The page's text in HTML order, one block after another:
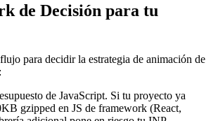
de Decisión para tu
para decidir la estrategia de animación de
de JavaScript. Si tu proyecto ya
gzipped en JS de framework (React,